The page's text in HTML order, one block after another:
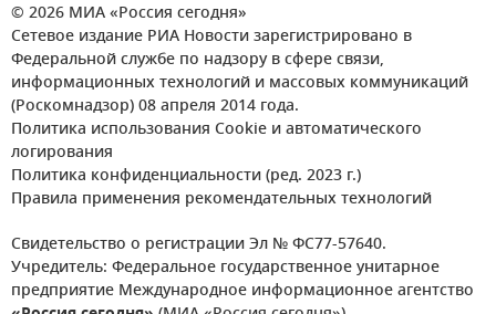
© 2026 МИА «Россия сегодня»
Сетевое издание РИА Новости зарегистрировано в
Федеральной службе по надзору в сфере связи,
информационных технологий и массовых коммуникаций
(Роскомнадзор) 08 апреля 2014 года.
Политика использования Cookie и автоматического
логирования
Политика конфиденциальности (ред. 2023 г.)
Правила применения рекомендательных технологий
Свидетельство о регистрации Эл № ФС77-57640.
Учредитель: Федеральное государственное унитарное
предприятие Международное информационное агентство